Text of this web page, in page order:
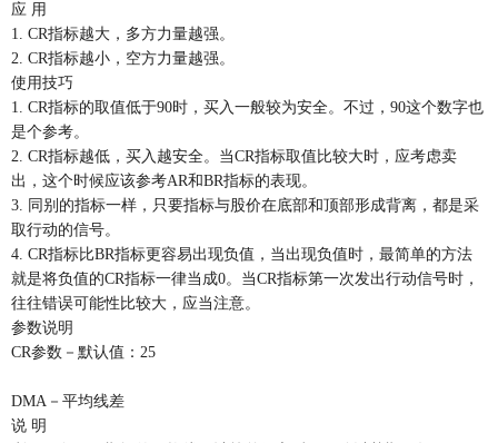
应 用
1. CR指标越大，多方力量越强。
2. CR指标越小，空方力量越强。
使用技巧
1. CR指标的取值低于90时，买入一般较为安全。不过，90这个数字也
是个参考。
2. CR指标越低，买入越安全。当CR指标取值比较大时，应考虑卖
出，这个时候应该参考AR和BR指标的表现。
3. 同别的指标一样，只要指标与股价在底部和顶部形成背离，都是采
取行动的信号。
4. CR指标比BR指标更容易出现负值，当出现负值时，最简单的方法
就是将负值的CR指标一律当成0。当CR指标第一次发出行动信号时，
往往错误可能性比较大，应当注意。
参数说明
CR参数－默认值：25
DMA－平均线差
说 明